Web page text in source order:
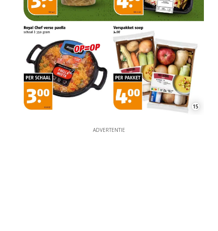
15
ADVERTENTIE